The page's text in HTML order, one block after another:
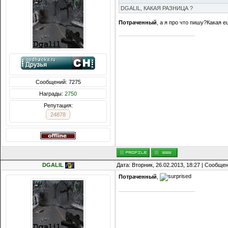
Сообщений: 7275
Награды: 2750
Репутация:
24878
DGALIL, КАКАЯ РАЗНИЦА ?
Потраченный , а я про что пишу?Какая
DGALIL
Дата: Вторник, 26.02.2013, 18:27 |
Потраченный